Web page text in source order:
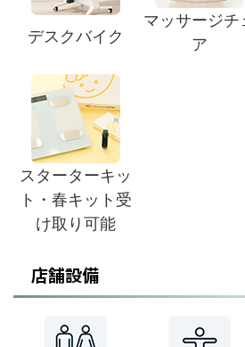
デスクバイク
マッサージチ
ア
スターターキッ
ト・春キット受
け取り可能
店舗設備